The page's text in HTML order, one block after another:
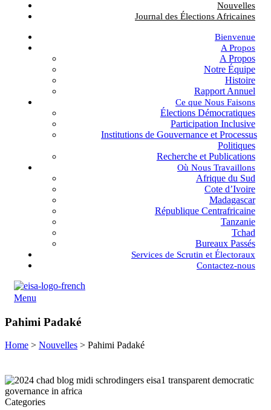
Nouvelles
Journal des Élections Africaines
Bienvenue
A Propos
A Propos
Notre Équipe
Histoire
Rapport Annuel
Ce que Nous Faisons
Élections Démocratiques
Participation Inclusive
Institutions de Gouvernance et Processus
Politiques
Recherche et Publications
Où Nous Travaillons
Afrique du Sud
Cote d’Ivoire
Madagascar
République Centrafricaine
Tanzanie
Tchad
Bureaux Passés
Services de Scrutin et Électoraux
Contactez-nous
Menu
Pahimi Padaké
Home > Nouvelles > Pahimi Padaké
Categories